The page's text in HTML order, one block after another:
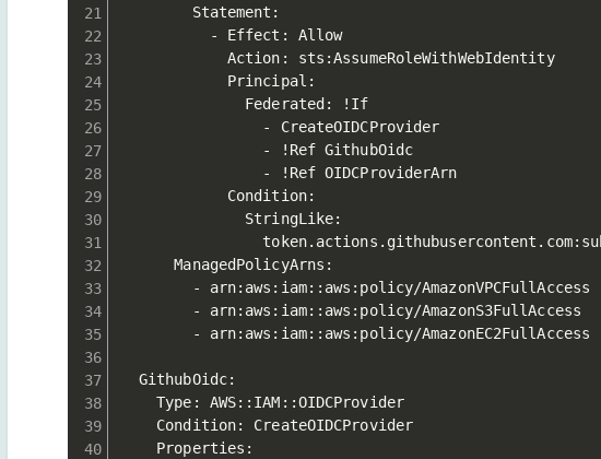
        Statement:
          - Effect: Allow
            Action: sts:AssumeRoleWithWebIdentity
            Principal:
              Federated: !If
                - CreateOIDCProvider
                - !Ref GithubOidc
                - !Ref OIDCProviderArn
            Condition:
              StringLike:
      ManagedPolicyArns:
        - arn:aws:iam::aws:policy/AmazonVPCFullAccess
        - arn:aws:iam::aws:policy/AmazonS3FullAccess
        - arn:aws:iam::aws:policy/AmazonEC2FullAccess
  GithubOidc:
    Type: AWS::IAM::OIDCProvider
    Condition: CreateOIDCProvider
    Properties: